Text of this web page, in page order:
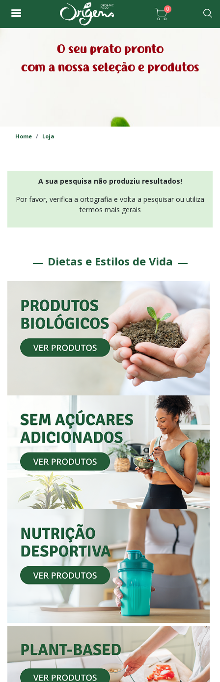
Passar
para
o
conteúdo
principal
0
O seu prato pronto
com a nossa seleção e produtos
Home Loja
A sua pesquisa não produziu resultados!
Por favor, verifica a ortografia e volta a pesquisar ou utiliza
termos mais gerais
Dietas e Estilos de Vida